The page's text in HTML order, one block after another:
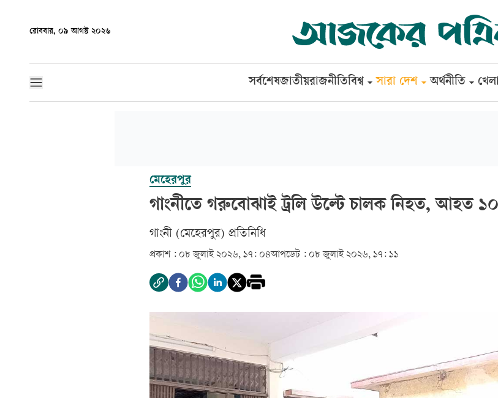
রোববার, ০৯ আগস্ট ২০২৬
সর্বশেষজাতীয়রাজনীতিবিশ্ব সারা দেশ অর্থনীতি খেলা
মেহেরপুর
গাংনীতে গরুবোঝাই ট্রলি উল্টে চালক নিহত, আহত ১০
গাংনী (মেহেরপুর) প্রতিনিধি
প্রকাশ : ০৮ জুলাই ২০২৬, ১৭: ০৪আপডেট : ০৮ জুলাই ২০২৬, ১৭: ১১